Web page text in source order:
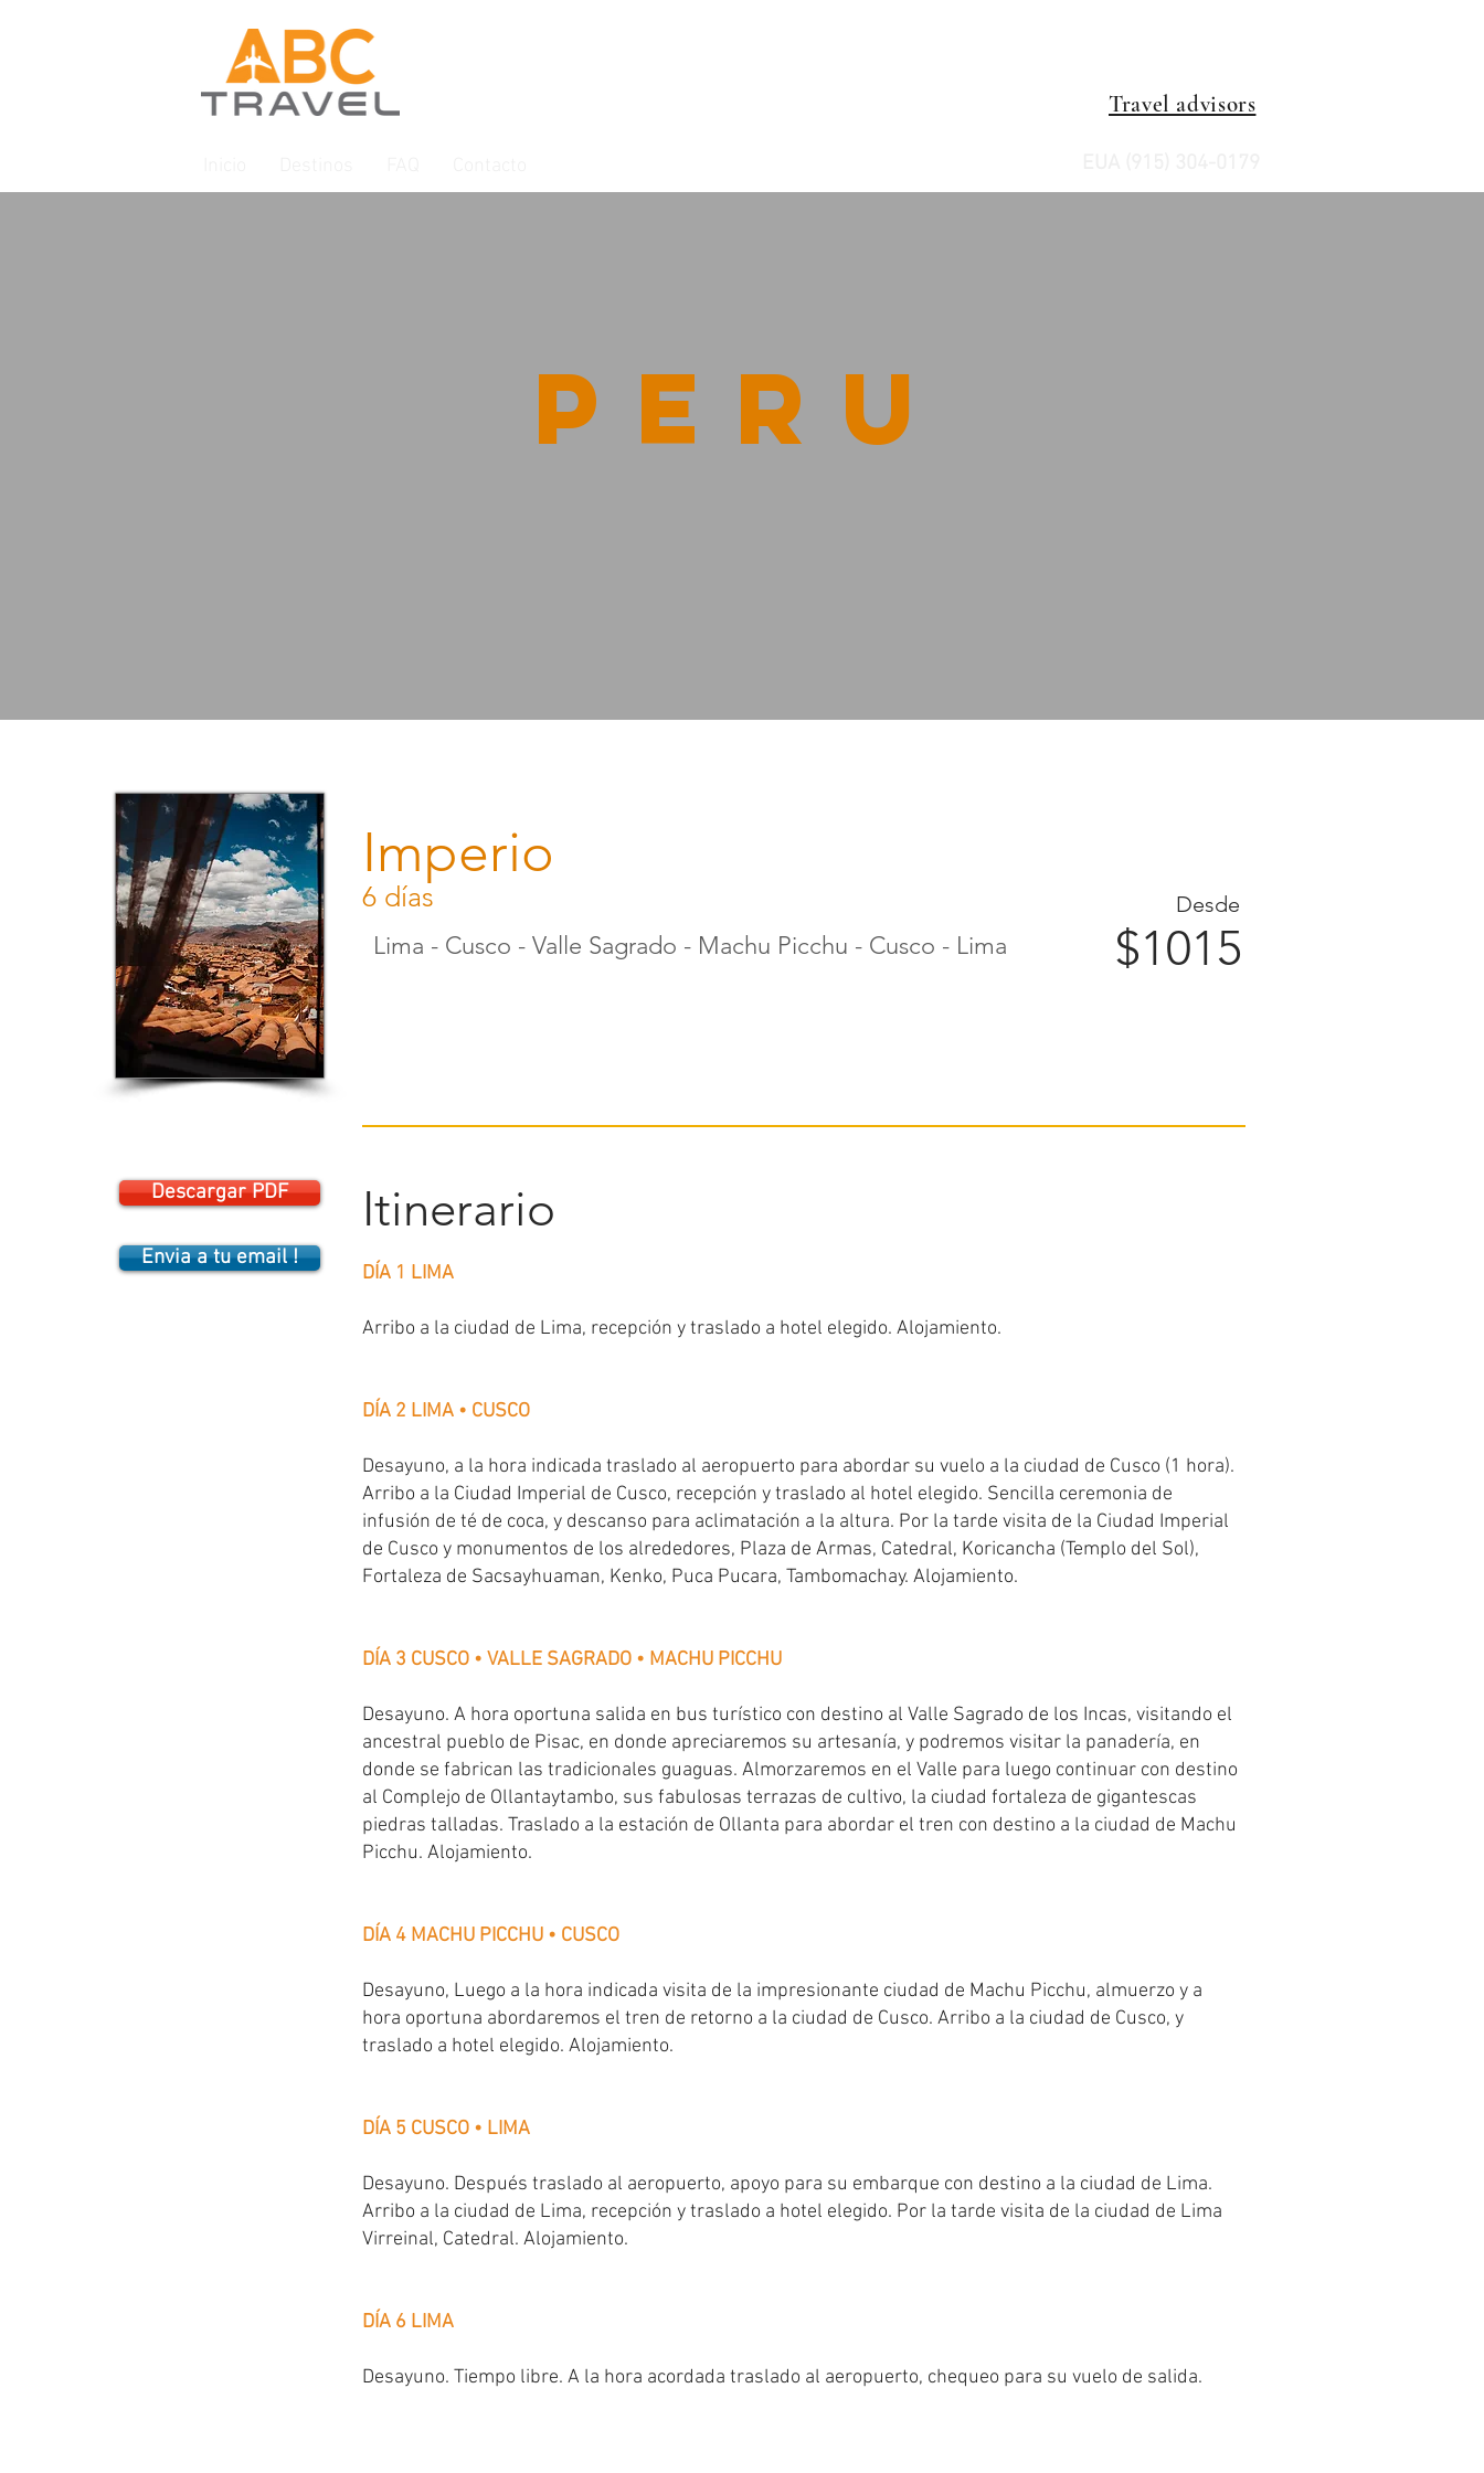
Travel advisors
Peru
Imperio
6 días
Lima - Cusco - Valle Sagrado - Machu Picchu - Cusco - Lima
Desde
$1015
Descargar PDF
Envia a tu email !
Itinerario
DÍA 1 LIMA
Arribo a la ciudad de Lima, recepción y traslado a hotel elegido. Alojamiento.
DÍA 2 LIMA • CUSCO
Desayuno, a la hora indicada traslado al aeropuerto para abordar su vuelo a la ciudad de Cusco (1 hora).
Arribo a la Ciudad Imperial de Cusco, recepción y traslado al hotel elegido. Sencilla ceremonia de
infusión de té de coca, y descanso para aclimatación a la altura. Por la tarde visita de la Ciudad Imperial
de Cusco y monumentos de los alrededores, Plaza de Armas, Catedral, Koricancha (Templo del Sol),
Fortaleza de Sacsayhuaman, Kenko, Puca Pucara, Tambomachay. Alojamiento.
DÍA 3 CUSCO • VALLE SAGRADO • MACHU PICCHU
Desayuno. A hora oportuna salida en bus turístico con destino al Valle Sagrado de los Incas, visitando el
ancestral pueblo de Pisac, en donde apreciaremos su artesanía, y podremos visitar la panadería, en
donde se fabrican las tradicionales guaguas. Almorzaremos en el Valle para luego continuar con destino
al Complejo de Ollantaytambo, sus fabulosas terrazas de cultivo, la ciudad fortaleza de gigantescas
piedras talladas. Traslado a la estación de Ollanta para abordar el tren con destino a la ciudad de Machu
Picchu. Alojamiento.
DÍA 4 MACHU PICCHU • CUSCO
Desayuno, Luego a la hora indicada visita de la impresionante ciudad de Machu Picchu, almuerzo y a
hora oportuna abordaremos el tren de retorno a la ciudad de Cusco. Arribo a la ciudad de Cusco, y
traslado a hotel elegido. Alojamiento.
DÍA 5 CUSCO • LIMA
Desayuno. Después traslado al aeropuerto, apoyo para su embarque con destino a la ciudad de Lima.
Arribo a la ciudad de Lima, recepción y traslado a hotel elegido. Por la tarde visita de la ciudad de Lima
Virreinal, Catedral. Alojamiento.
DÍA 6 LIMA
Desayuno. Tiempo libre. A la hora acordada traslado al aeropuerto, chequeo para su vuelo de salida.